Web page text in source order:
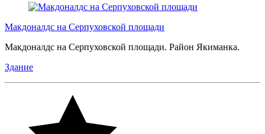
Макдоналдс на Серпуховской площади
Макдоналдс на Серпуховской площади. Район Якиманка.
Здание